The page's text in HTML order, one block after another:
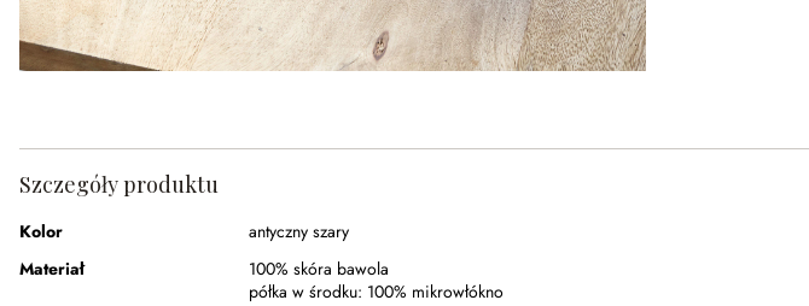
Szczegóły produktu
Kolor
antyczny szary
Materiał
100% skóra bawola
półka w środku: 100% mikrowłókno